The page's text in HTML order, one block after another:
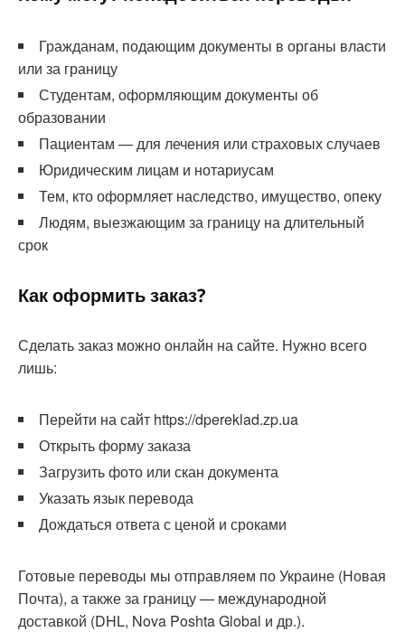
Гражданам, подающим документы в органы власти
или за границу
Студентам, оформляющим документы об
образовании
Пациентам — для лечения или страховых случаев
Юридическим лицам и нотариусам
Тем, кто оформляет наследство, имущество, опеку
Людям, выезжающим за границу на длительный
срок
Как оформить заказ?
Сделать заказ можно онлайн на сайте. Нужно всего
лишь:
Перейти на сайт https://dpereklad.zp.ua
Открыть форму заказа
Загрузить фото или скан документа
Указать язык перевода
Дождаться ответа с ценой и сроками
Готовые переводы мы отправляем по Украине (Новая
Почта), а также за границу — международной
доставкой (DHL, Nova Poshta Global и др.).